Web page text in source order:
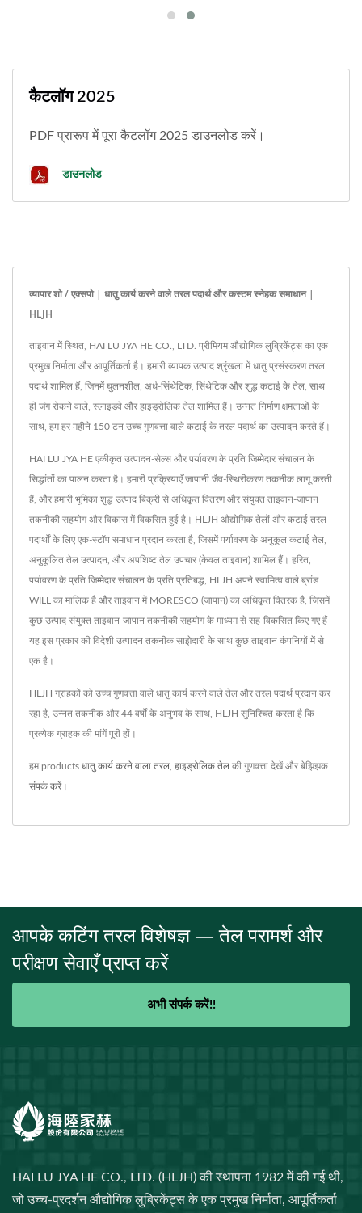
कैटलॉग 2025
PDF प्रारूप में पूरा कैटलॉग 2025 डाउनलोड करें।
डाउनलोड
व्यापार शो / एक्सपो | धातु कार्य करने वाले तरल पदार्थ और कस्टम स्नेहक समाधान |
HLJH
ताइवान में स्थित, HAI LU JYA HE CO., LTD. प्रीमियम औद्योगिक लुब्रिकेंट्स का एक
प्रमुख निर्माता और आपूर्तिकर्ता है। हमारी व्यापक उत्पाद श्रृंखला में धातु प्रसंस्करण तरल
पदार्थ शामिल हैं, जिनमें घुलनशील, अर्ध-सिंथेटिक, सिंथेटिक और शुद्ध कटाई के तेल, साथ
ही जंग रोकने वाले, स्लाइडवे और हाइड्रोलिक तेल शामिल हैं। उन्नत निर्माण क्षमताओं के
साथ, हम हर महीने 150 टन उच्च गुणवत्ता वाले कटाई के तरल पदार्थ का उत्पादन करते हैं।
HAI LU JYA HE एकीकृत उत्पादन-सेल्स और पर्यावरण के प्रति जिम्मेदार संचालन के
सिद्धांतों का पालन करता है। हमारी प्रक्रियाएँ जापानी जैव-स्थिरीकरण तकनीक लागू करती
हैं, और हमारी भूमिका शुद्ध उत्पाद बिक्री से अधिकृत वितरण और संयुक्त ताइवान-जापान
तकनीकी सहयोग और विकास में विकसित हुई है। HLJH औद्योगिक तेलों और कटाई तरल
पदार्थों के लिए एक-स्टॉप समाधान प्रदान करता है, जिसमें पर्यावरण के अनुकूल कटाई तेल,
अनुकूलित तेल उत्पादन, और अपशिष्ट तेल उपचार (केवल ताइवान) शामिल हैं। हरित,
पर्यावरण के प्रति जिम्मेदार संचालन के प्रति प्रतिबद्ध, HLJH अपने स्वामित्व वाले ब्रांड
WILL का मालिक है और ताइवान में MORESCO (जापान) का अधिकृत वितरक है, जिसमें
कुछ उत्पाद संयुक्त ताइवान-जापान तकनीकी सहयोग के माध्यम से सह-विकसित किए गए हैं -
यह इस प्रकार की विदेशी उत्पादन तकनीक साझेदारी के साथ कुछ ताइवान कंपनियों में से
एक है।
HLJH ग्राहकों को उच्च गुणवत्ता वाले धातु कार्य करने वाले तेल और तरल पदार्थ प्रदान कर
रहा है, उन्नत तकनीक और 44 वर्षों के अनुभव के साथ, HLJH सुनिश्चित करता है कि
प्रत्येक ग्राहक की मांगें पूरी हों।
हम products धातु कार्य करने वाला तरल हाइड्रोलिक तेल की गुणवत्ता देखें और बेझिझक
संपर्क करें।
आपके कटिंग तरल विशेषज्ञ — तेल परामर्श और
परीक्षण सेवाएँ प्राप्त करें
अभी संपर्क करें!!
HAI LU JYA HE CO., LTD. (HLJH) की स्थापना 1982 में की गई थी,
जो उच्च-प्रदर्शन औद्योगिक लुब्रिकेंट्स के एक प्रमुख निर्माता, आपूर्तिकर्ता